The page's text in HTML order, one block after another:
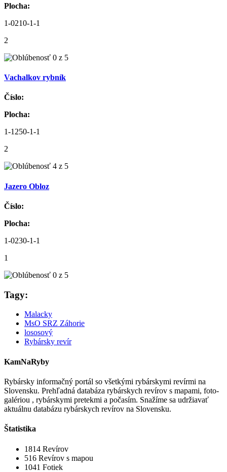
Plocha:
1-0210-1-1
2
Vachalkov rybník
Číslo:
Plocha:
1-1250-1-1
2
Jazero Obloz
Číslo:
Plocha:
1-0230-1-1
1
Tagy:
Malacky
MsO SRZ Záhorie
lososový
Rybársky revír
KamNaRyby
Rybársky informačný portál so všetkými rybárskymi revírmi na
Slovensku. Prehľadná databáza rybárskych revírov s mapami, foto-
galériou , rybárskymi pretekmi a počasím. Snažíme sa udržiavať
aktuálnu databázu rybárskych revírov na Slovensku.
Štatistika
1814 Revírov
516 Revírov s mapou
1041 Fotiek